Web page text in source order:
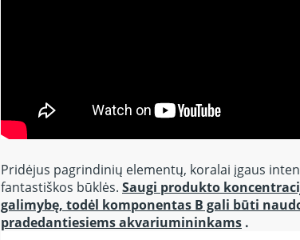
Pridėjus pagrindinių elementų, koralai įgaus
fantastiškos būklės. Saugi produkto
galimybę, todėl komponentas B gali būti
pradedantiesiems akvariumininkams .